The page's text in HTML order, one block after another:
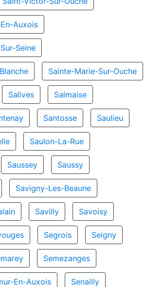
Auxois
Seine
Sainte-Marie-Sur-Ouche
Salives Salmaise
Santosse Saulieu
Saulon-La-Rue
Saussey Saussy
Savigny-Les-Beaune
Savilly Savoisy
Segrois Seigny
Semezanges
En-Auxois Senailly